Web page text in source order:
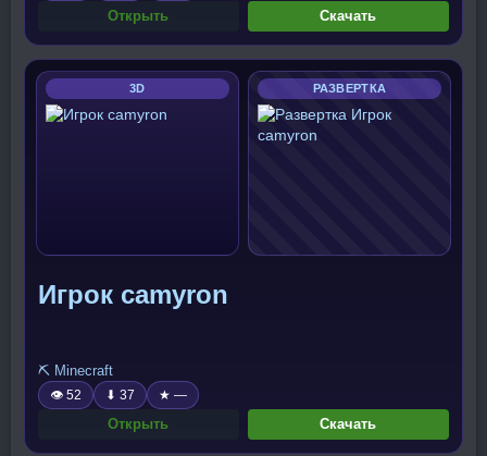
Открыть Скачать
3D РАЗВЕРТКА
Игрок camyron
⛏️ Minecraft
👁 52 ⬇ 37 ★ —
Открыть Скачать